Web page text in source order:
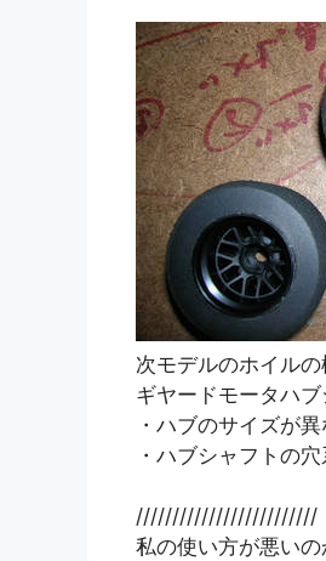
次モデルのホイル
ギヤードモータハ
・ハブのサイズが異
・ハブシャフトの
/////////////////////////
私の使い方が悪い